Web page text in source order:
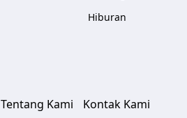
Hiburan
Tentang Kami Kontak Kami